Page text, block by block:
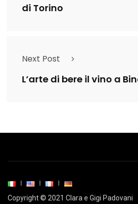
di Torino
Next Post
L’arte di bere il vino a
Copyright © 2021 Clara e Gigi Padovani